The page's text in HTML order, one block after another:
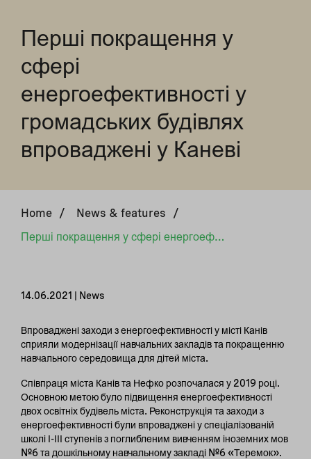
Перші покращення у
сфері
енергоефективності у
громадських будівлях
впроваджені у Каневі
Home / News & features
/
Перші покращення у сфері енергоефективності у громадських будівлях впроваджені у Каневі
14.06.2021 | News
Впроваджені заходи з енергоефективності у місті Канів
сприяли модернізації навчальних закладів та покращенню
навчального середовища для дітей міста.
Співпраця міста Канів та Нефко розпочалася у 2019 році.
Основною метою було підвищення енергоефективності
двох освітніх будівель міста. Реконструкція та заходи з
енергоефективності були впроваджені у спеціалізованій
школі І-ІІІ ступенів з поглибленим вивченням іноземних мов
№6 та дошкільному навчальному закладі №6 «Теремок».